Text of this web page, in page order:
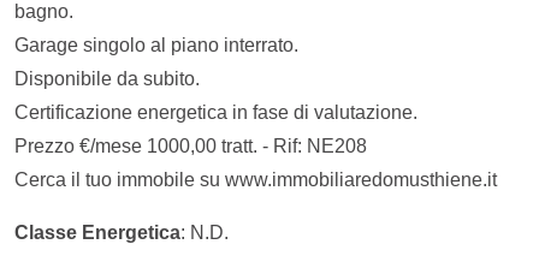
bagno.
Garage singolo al piano interrato.
Disponibile da subito.
Certificazione energetica in fase di valutazione.
Prezzo €/mese 1000,00 tratt. - Rif: NE208
Cerca il tuo immobile su www.immobiliaredomusthiene.it
Classe Energetica: N.D.